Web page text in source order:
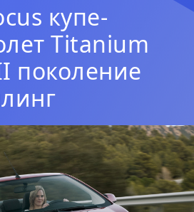
купе-
Titanium
поколение